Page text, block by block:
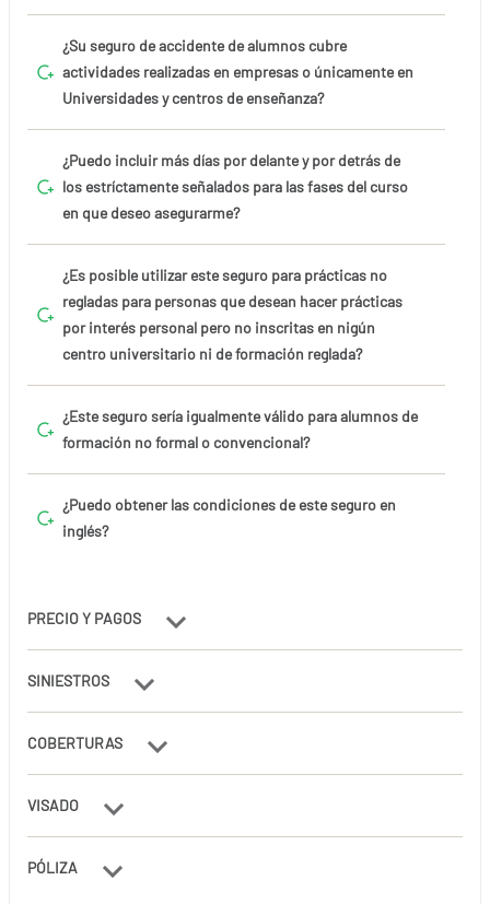
¿Su seguro de accidente de alumnos cubre
actividades realizadas en empresas o únicamente en
Universidades y centros de enseñanza?
¿Puedo incluir más días por delante y por detrás de
los estríctamente señalados para las fases del curso
en que deseo asegurarme?
¿Es posible utilizar este seguro para prácticas no
regladas para personas que desean hacer prácticas
por interés personal pero no inscritas en nigún
centro universitario ni de formación reglada?
¿Este seguro sería igualmente válido para alumnos de
formación no formal o convencional?
¿Puedo obtener las condiciones de este seguro en
inglés?
PRECIO Y PAGOS
SINIESTROS
COBERTURAS
VISADO
PÓLIZA